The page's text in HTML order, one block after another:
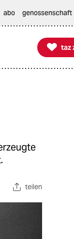
abo genossenschaft

taz zahl
taz
teilen